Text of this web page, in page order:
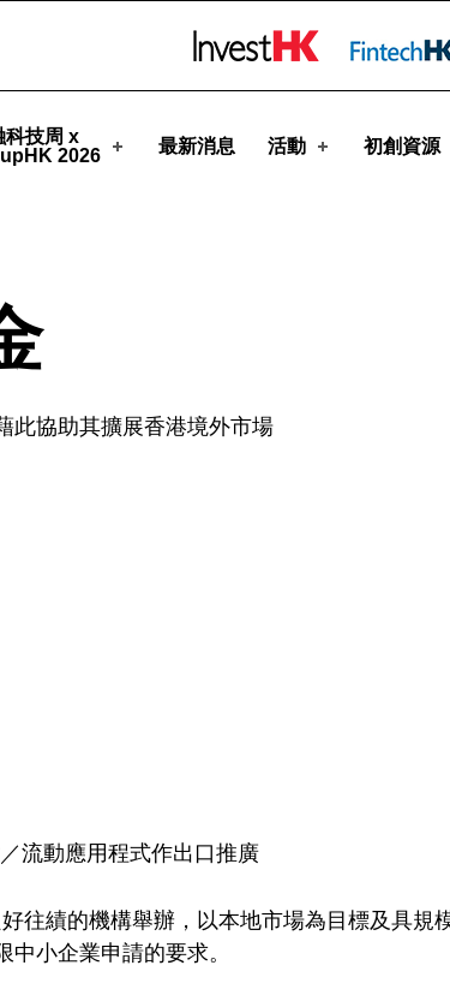
科技周 x
2026
最新消息 活動 初創資源
此協助其擴展香港境外市場
流動應用程式作出口推廣
往績的機構舉辦，以本地市場為目標及具規
小企業申請的要求。